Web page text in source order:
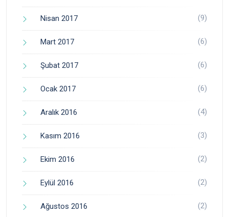
Nisan 2017 (9)
Mart 2017 (6)
Şubat 2017 (6)
Ocak 2017 (6)
Aralık 2016 (4)
Kasım 2016 (3)
Ekim 2016 (2)
Eylül 2016 (2)
Ağustos 2016 (2)